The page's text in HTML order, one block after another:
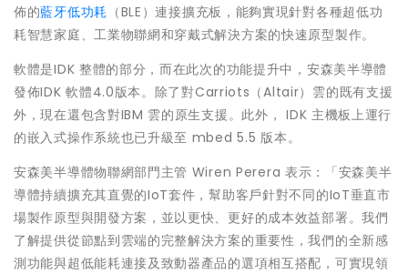
佈的藍牙低功耗 （BLE）連接擴充板，能夠實現針對各種超低功
耗智慧家庭、工業物聯網和穿戴式解決方案的快速原型製作。
軟體是IDK 整體的部分，而在此次的功能提升中，安森美半導體
發佈IDK 軟體4.0版本。除了對Carriots（Altair）雲的既有支援
外，現在還包含對IBM 雲的原生支援。此外， IDK 主機板上運行
的嵌入式操作系統也已升級至 mbed 5.5 版本。
安森美半導體物聯網部門主管 Wiren Perera 表示：「安森美半
導體持續擴充其直覺的IoT套件，幫助客戶針對不同的IoT垂直市
場製作原型與開發方案，並以更快、更好的成本效益部署。我們
了解提供從節點到雲端的完整解決方案的重要性，我們的全新感
測功能與超低能耗連接及致動器產品的選項相互搭配，可實現領